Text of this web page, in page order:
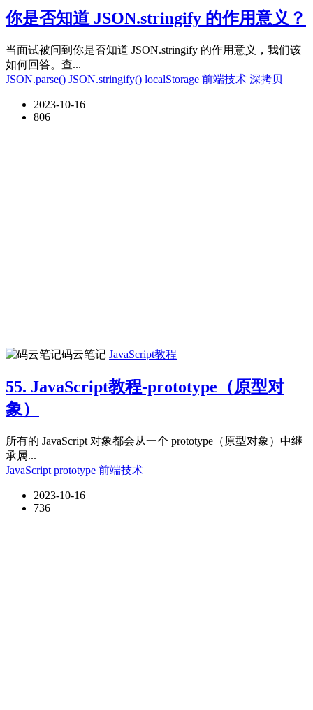
你是否知道 JSON.stringify 的作用意义？
当面试被问到你是否知道 JSON.stringify 的作用意义，我们该
如何回答。查...
JSON.parse() JSON.stringify() localStorage 前端技术 深拷贝
2023-10-16
806
码云笔记 JavaScript教程
55. JavaScript教程-prototype（原型对
象）
所有的 JavaScript 对象都会从一个 prototype（原型对象）中继
承属...
JavaScript prototype 前端技术
2023-10-16
736